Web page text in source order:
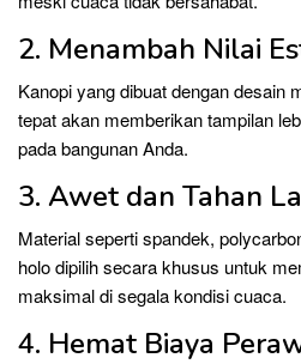
2. Menambah Nilai
Kanopi yang dibuat dengan desain
tepat akan memberikan tampilan
pada bangunan Anda.
3. Awet dan Tahan
Material seperti spandek,
holo dipilih secara khusus untuk
maksimal di segala kondisi cuaca.
4. Hemat Biaya